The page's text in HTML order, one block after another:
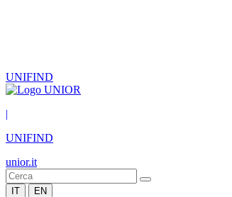
UNIFIND
|
UNIFIND
unior.it
IT EN